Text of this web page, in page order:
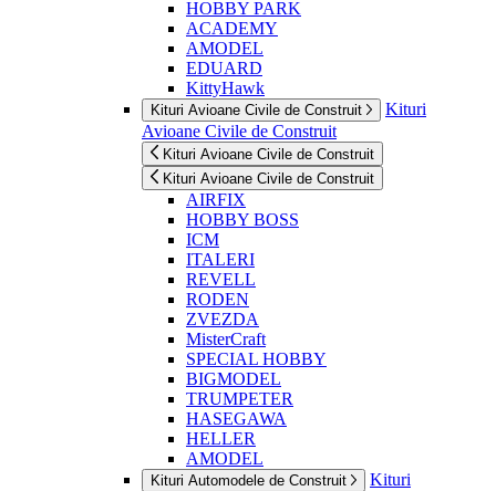
HOBBY PARK
ACADEMY
AMODEL
EDUARD
KittyHawk
Kituri Avioane Civile de Construit
Kituri
Avioane Civile de Construit
Kituri Avioane Civile de Construit
Kituri Avioane Civile de Construit
AIRFIX
HOBBY BOSS
ICM
ITALERI
REVELL
RODEN
ZVEZDA
MisterCraft
SPECIAL HOBBY
BIGMODEL
TRUMPETER
HASEGAWA
HELLER
AMODEL
Kituri Automodele de Construit
Kituri